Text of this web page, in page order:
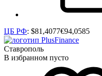
ЦБ РФ: $81,4077€94,0585
Ставрополь
В избранном пусто